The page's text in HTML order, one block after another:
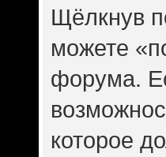
Щёлкнув
можете
форума.
которое